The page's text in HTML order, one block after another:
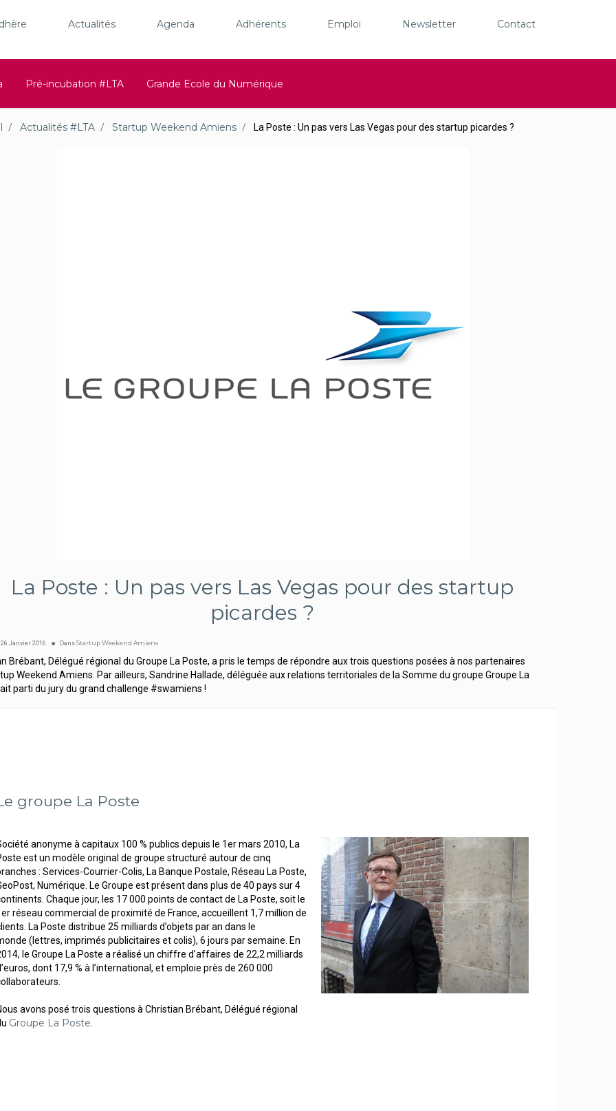
Actualités Agenda Adhérents Emploi Newsletter Contact
Pré-incubation #LTA Grande Ecole du Numérique
Actualités #LTA Startup Weekend Amiens La Poste : Un pas vers Las Vegas pour des startup picardes ?
La Poste : Un pas vers Las Vegas pour des startup
picardes ?
26 Janvier 2016 Dans Startup Weekend Amiens
Brébant, Délégué régional du Groupe La Poste, a pris le temps de répondre aux trois questions posées à nos partenaires
Weekend Amiens. Par ailleurs, Sandrine Hallade, déléguée aux relations territoriales de la Somme du groupe Groupe La
parti du jury du grand challenge #swamiens !
groupe La Poste
anonyme à capitaux 100 % publics depuis le 1er mars 2010, La
est un modèle original de groupe structuré autour de cinq
: Services-Courrier-Colis, La Banque Postale, Réseau La Poste,
Numérique. Le Groupe est présent dans plus de 40 pays sur 4
Chaque jour, les 17 000 points de contact de La Poste, soit le
réseau commercial de proximité de France, accueillent 1,7 million de
La Poste distribue 25 milliards d’objets par an dans le
(lettres, imprimés publicitaires et colis), 6 jours par semaine. En
le Groupe La Poste a réalisé un chiffre d’affaires de 22,2 milliards
dont 17,9 % à l’international, et emploie près de 260 000
avons posé trois questions à Christian Brébant, Délégué régional
Groupe La Poste